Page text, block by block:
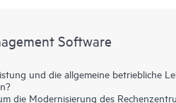
Software
und die allgemeine betriebliche
die Modernisierung des